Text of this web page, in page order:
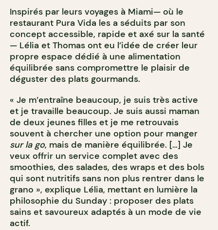
Inspirés par leurs voyages à Miami— où le
restaurant Pura Vida les a séduits par son
concept accessible, rapide et axé sur la santé
— Lélia et Thomas ont eu l’idée de créer leur
propre espace dédié à une alimentation
équilibrée sans compromettre le plaisir de
déguster des plats gourmands.
« Je m’entraîne beaucoup, je suis très active
et je travaille beaucoup. Je suis aussi maman
de deux jeunes filles et je me retrouvais
souvent à chercher une option pour manger
sur la go, mais de manière équilibrée. […] Je
veux offrir un service complet avec des
smoothies, des salades, des wraps et des bols
qui sont nutritifs sans non plus rentrer dans le
grano », explique Lélia, mettant en lumière la
philosophie du Sunday : proposer des plats
sains et savoureux adaptés à un mode de vie
actif.